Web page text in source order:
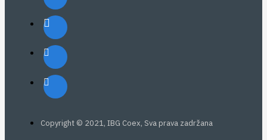
Copyright © 2021, IBG Coex, Sva prava zadržana